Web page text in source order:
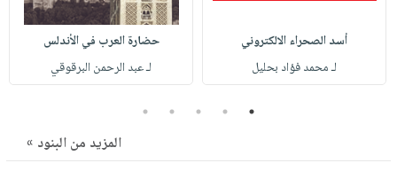
صابون
أطفال
مناسبات
أسئلة
طرحها
وفرات
التسوق
نشرة
أسد الصحراء الالكتروني
لـ محمد فؤاد بحليل
حضارة العرب في الأندلس
لـ عبد الرحمن البرقوقي
1
2
3
4
5
المزيد من البنود »